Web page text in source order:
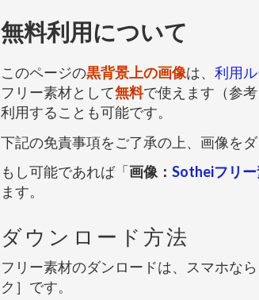
無料利用について
このページの黒背景上の画像は、 利用
フリー素材として無料で使えます（参考
利用することも可能です。
下記の免責事項をご了承の上、画像を
もし可能であれば「画像： Sotheiフリ
ます。
ダウンロード方法
フリー素材のダンロードは、スマホな
ク］です。